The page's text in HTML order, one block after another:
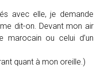
avec elle, je demande
dit-on. Devant mon air
marocain ou celui d’un
quant à mon oreille.)